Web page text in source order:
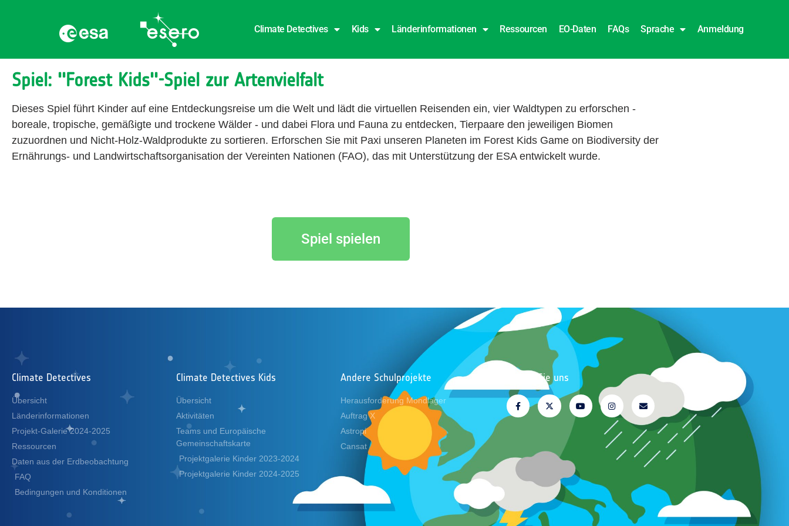
Climate Detectives Kids Länderinformationen Ressourcen EO-Daten FAQs Sprache Anmeldung
Spiel: ''Forest Kids''-Spiel zur Artenvielfalt
Dieses Spiel führt Kinder auf eine Entdeckungsreise um die Welt und lädt die virtuellen Reisenden ein, vier Waldtypen zu erforschen -
boreale, tropische, gemäßigte und trockene Wälder - und dabei Flora und Fauna zu entdecken, Tierpaare den jeweiligen Biomen
zuzuordnen und Nicht-Holz-Waldprodukte zu sortieren. Erforschen Sie mit Paxi unseren Planeten im Forest Kids Game on Biodiversity der
Ernährungs- und Landwirtschaftsorganisation der Vereinten Nationen (FAO), das mit Unterstützung der ESA entwickelt wurde.
Spiel spielen
Climate Detectives
Übersicht
Länderinformationen
Projekt-Galerie 2024-2025
Ressourcen
Daten aus der Erdbeobachtung
FAQ
Bedingungen und Konditionen
Climate Detectives Kids
Übersicht
Aktivitäten
Teams und Europäische
Gemeinschaftskarte
Projektgalerie Kinder 2023-2024
Projektgalerie Kinder 2024-2025
Andere Schulprojekte
Herausforderung Mondlager
Auftrag X
Astropi
Cansat
Folgen Sie uns